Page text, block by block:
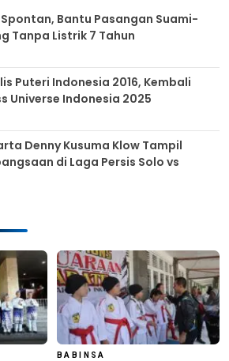
Bantu Pasangan Suami-
Tanpa Listrik 7 Tahun
Puteri Indonesia 2016, Kembali
Universe Indonesia 2025
Denny Kusuma Klow Tampil
di Laga Persis Solo vs
BABINSA